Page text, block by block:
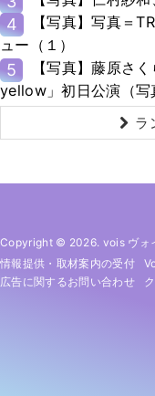
4
【写真】写真＝
ュー（１）
5
【写真】藤原さ
yellow」初日公演（写
ラ
Copyright © 2026. vois ヴォ
情報提供・取材案内の受付
広告に関するお問い合わせ